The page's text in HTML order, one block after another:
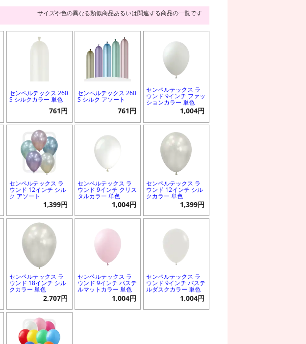
サイズや色の異なる類似商品あるいは関連する商品の一覧です
センペルテックス 260
S シルクカラー 単色
761円
センペルテックス 260
S シルク アソート
761円
センペルテックス ラ
ウンド 9インチ ファッ
ションカラー 単色
1,004円
センペルテックス ラ
ウンド 12インチ シル
ク アソート
1,399円
センペルテックス ラ
ウンド 9インチ クリス
タルカラー 単色
1,004円
センペルテックス ラ
ウンド 12インチ シル
クカラー 単色
1,399円
センペルテックス ラ
ウンド 18インチ シル
クカラー 単色
2,707円
センペルテックス ラ
ウンド 9インチ パステ
ルマットカラー 単色
1,004円
センペルテックス ラ
ウンド 9インチ パステ
ルダスクカラー 単色
1,004円